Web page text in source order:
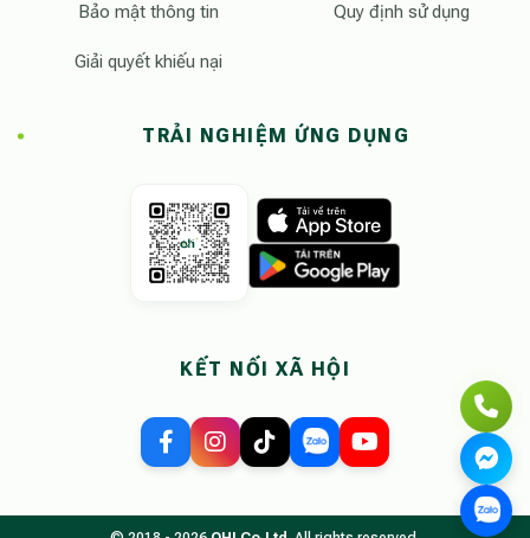
Bảo mật thông tin
Giải quyết khiếu nại
Quy định sử dụng
TRẢI NGHIỆM ỨNG DỤNG
KẾT NỐI XÃ HỘI